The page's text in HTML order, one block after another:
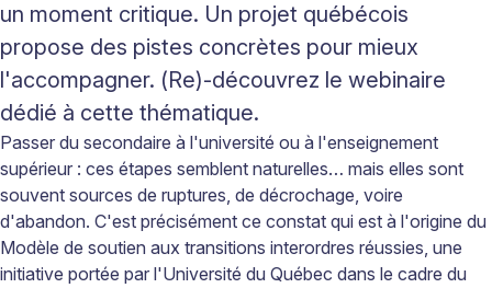
un moment critique. Un projet québécois
propose des pistes concrètes pour mieux
l'accompagner. (Re)-découvrez le webinaire
dédié à cette thématique.
Passer du secondaire à l'université ou à l'enseignement
supérieur : ces étapes semblent naturelles… mais elles sont
souvent sources de ruptures, de décrochage, voire
d'abandon. C'est précisément ce constat qui est à l'origine du
Modèle de soutien aux transitions interordres réussies, une
initiative portée par l'Université du Québec dans le cadre du